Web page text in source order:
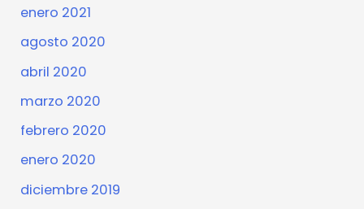
enero 2021
agosto 2020
abril 2020
marzo 2020
febrero 2020
enero 2020
diciembre 2019